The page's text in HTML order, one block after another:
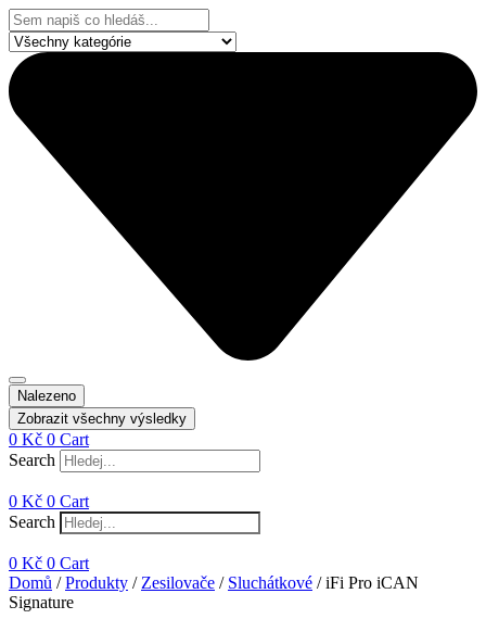
Přejít
k
obsahu
Search
...
Nalezeno
Zobrazit všechny výsledky
0 Kč 0 Cart
Search
0 Kč 0 Cart
Search
0 Kč 0 Cart
Domů /Produkty / Zesilovače / Sluchátkové / iFi Pro iCAN
Signature